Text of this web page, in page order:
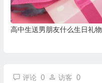
高中生送男朋友什么生日礼物
评论 0 访客 0